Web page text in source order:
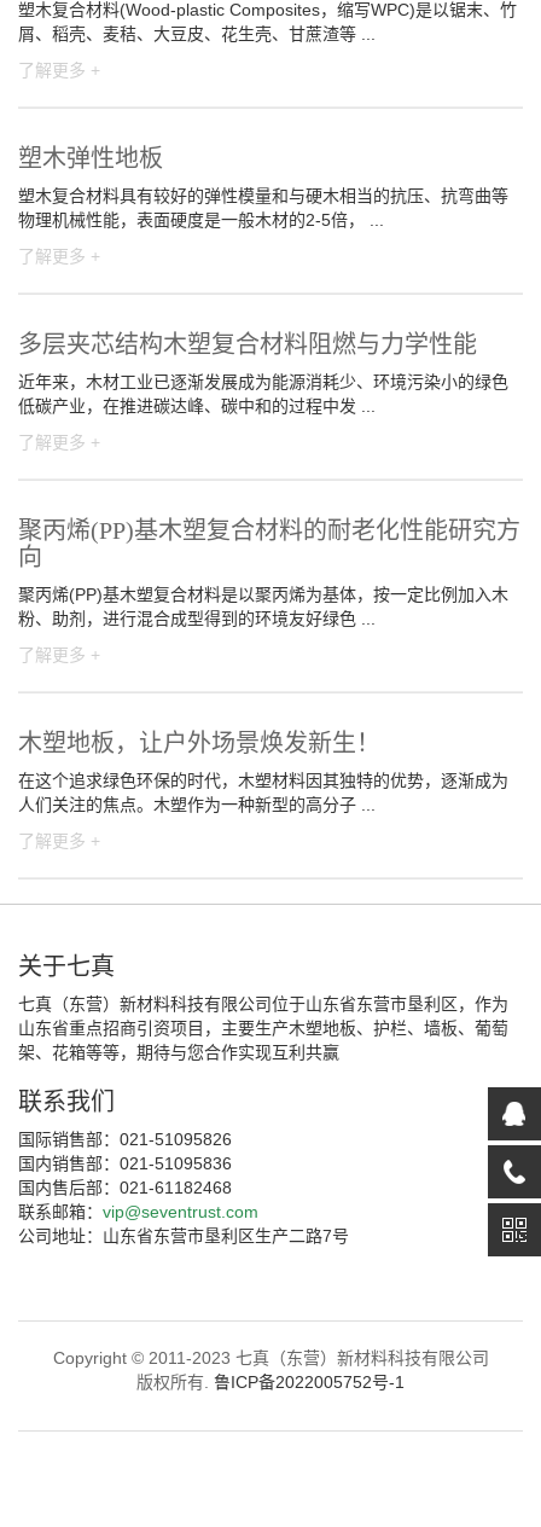
塑木复合材料(Wood-plastic Composites，缩写WPC)是以锯末、竹
屑、稻壳、麦秸、大豆皮、花生壳、甘蔗渣等 ...
了解更多 +
塑木弹性地板
塑木复合材料具有较好的弹性模量和与硬木相当的抗压、抗弯曲等
物理机械性能，表面硬度是一般木材的2-5倍， ...
了解更多 +
多层夹芯结构木塑复合材料阻燃与力学性能
近年来，木材工业已逐渐发展成为能源消耗少、环境污染小的绿色
低碳产业，在推进碳达峰、碳中和的过程中发 ...
了解更多 +
聚丙烯(PP)基木塑复合材料的耐老化性能研究方
向
聚丙烯(PP)基木塑复合材料是以聚丙烯为基体，按一定比例加入木
粉、助剂，进行混合成型得到的环境友好绿色 ...
了解更多 +
木塑地板，让户外场景焕发新生！
在这个追求绿色环保的时代，木塑材料因其独特的优势，逐渐成为
人们关注的焦点。木塑作为一种新型的高分子 ...
了解更多 +
关于七真
七真（东营）新材料科技有限公司位于山东省东营市垦利区，作为
山东省重点招商引资项目，主要生产木塑地板、护栏、墙板、葡萄
架、花箱等等，期待与您合作实现互利共赢
联系我们
国际销售部：021-51095826
国内销售部：021-51095836
国内售后部：021-61182468
联系邮箱： vip@seventrust.com
公司地址：山东省东营市垦利区生产二路7号
Copyright © 2011-2023 七真（东营）新材料科技有限公司
版权所有. 鲁ICP备2022005752号-1